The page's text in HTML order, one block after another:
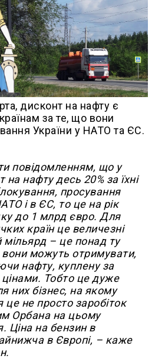
дисконт на нафту є
за те, що вони
України у НАТО та ЄС.
повідомленням, що у
на нафту десь 20% за їхні
просування
і в ЄС, то це на рік
до 1 млрд євро. Для
країн це величезні
мільярд – це понад ту
можуть отримувати,
нафту, куплену за
Тобто це дуже
них бізнес, на якому
це не просто заробіток
Орбана на цьому
Ціна на бензин в
в Європі, – каже